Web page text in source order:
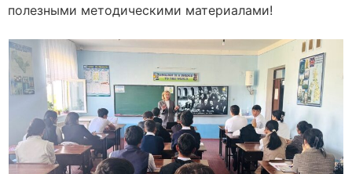
полезными методическими материалами!